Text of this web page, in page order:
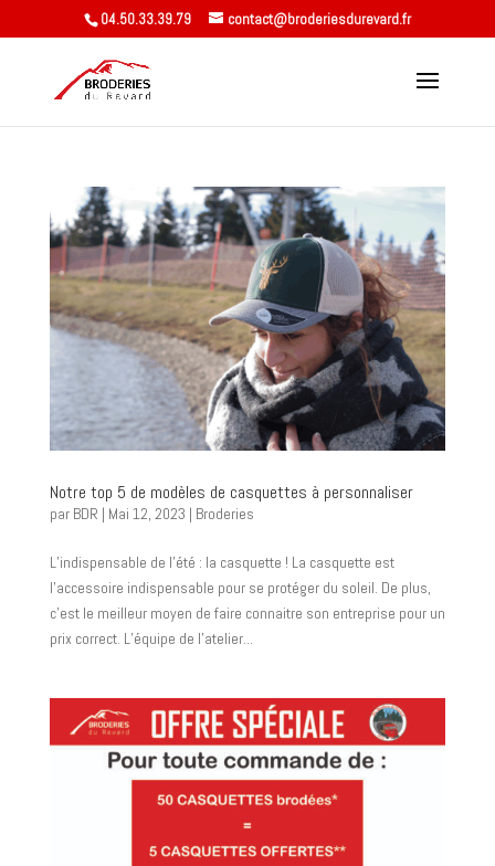
04.50.33.39.79 contact@broderiesdurevard.fr
Notre top 5 de modèles de casquettes à personnaliser
par BDR | Mai 12, 2023 | Broderies
L’indispensable de l’été : la casquette ! La casquette est
l’accessoire indispensable pour se protéger du soleil. De plus,
c’est le meilleur moyen de faire connaitre son entreprise pour un
prix correct. L’équipe de l’atelier...